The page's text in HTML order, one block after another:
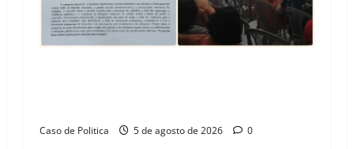
Caso de Politica 5 de agosto de 2026 0